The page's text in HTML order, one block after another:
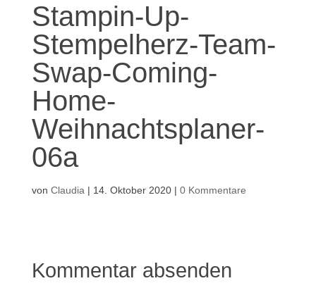
Stampin-Up-
Stempelherz-Team-
Swap-Coming-
Home-
Weihnachtsplaner-
06a
von Claudia | 14. Oktober 2020| 0 Kommentare
Kommentar absenden